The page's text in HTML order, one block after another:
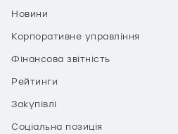
Новини
Корпоративне управління
Фінансова звітність
Рейтинги
Закупівлі
Соціальна позиція